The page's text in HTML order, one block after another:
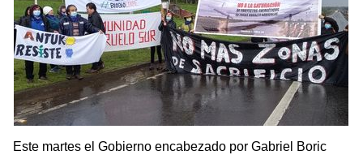
Este martes el Gobierno encabezado por Gabriel Boric